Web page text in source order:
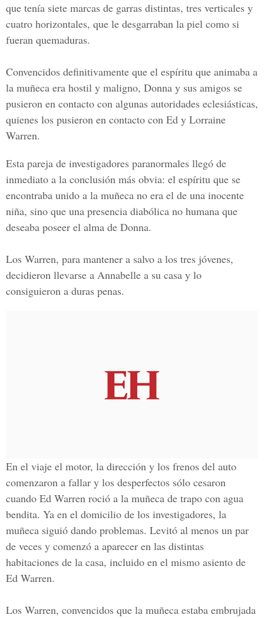
que tenía siete marcas de garras distintas, tres verticales y
cuatro horizontales, que le desgarraban la piel como si
fueran quemaduras.
Convencidos definitivamente que el espíritu que animaba a
la muñeca era hostil y maligno, Donna y sus amigos se
pusieron en contacto con algunas autoridades eclesiásticas,
quienes los pusieron en contacto con Ed y Lorraine
Warren.
Esta pareja de investigadores paranormales llegó de
inmediato a la conclusión más obvia: el espíritu que se
encontraba unido a la muñeca no era el de una inocente
niña, sino que una presencia diabólica no humana que
deseaba poseer el alma de Donna.
Los Warren, para mantener a salvo a los tres jóvenes,
decidieron llevarse a Annabelle a su casa y lo
consiguieron a duras penas.
En el viaje el motor, la dirección y los frenos del auto
comenzaron a fallar y los desperfectos sólo cesaron
cuando Ed Warren roció a la muñeca de trapo con agua
bendita. Ya en el domicilio de los investigadores, la
muñeca siguió dando problemas. Levitó al menos un par
de veces y comenzó a aparecer en las distintas
habitaciones de la casa, incluido en el mismo asiento de
Ed Warren.
Los Warren, convencidos que la muñeca estaba embrujada